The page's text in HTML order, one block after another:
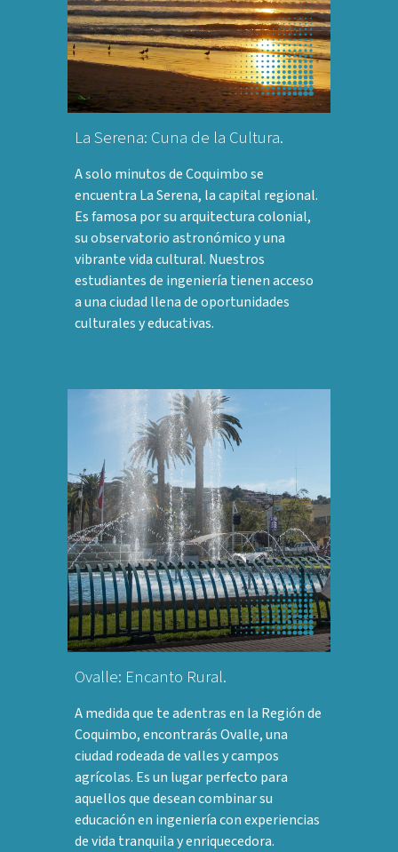
La Serena: Cuna de la Cultura.
A solo minutos de Coquimbo se
encuentra La Serena, la capital regional.
Es famosa por su arquitectura colonial,
su observatorio astronómico y una
vibrante vida cultural. Nuestros
estudiantes de ingeniería tienen acceso
a una ciudad llena de oportunidades
culturales y educativas.
Ovalle: Encanto Rural.
A medida que te adentras en la Región de
Coquimbo, encontrarás Ovalle, una
ciudad rodeada de valles y campos
agrícolas. Es un lugar perfecto para
aquellos que desean combinar su
educación en ingeniería con experiencias
de vida tranquila y enriquecedora.